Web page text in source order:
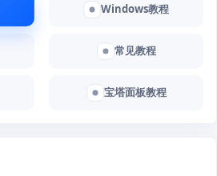
Windows教程
常见教程
宝塔面板教程